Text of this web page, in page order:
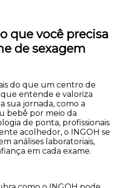
que você precisa
de sexagem
do que um centro de
entende e valoriza
sua jornada, como a
bebê por meio da
de ponta, profissionais
acolhedor, o INGOH se
análises laboratoriais,
em cada exame.